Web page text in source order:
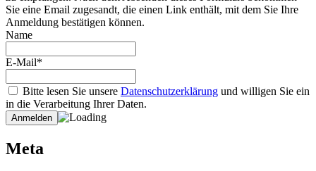
Sie eine Email zugesandt, die einen Link enthält, mit dem Sie Ihre
Anmeldung bestätigen können.
Name
E-Mail*
Bitte lesen Sie unsere Datenschutzerklärung und willigen Sie ein
in die Verarbeitung Ihrer Daten.
Meta